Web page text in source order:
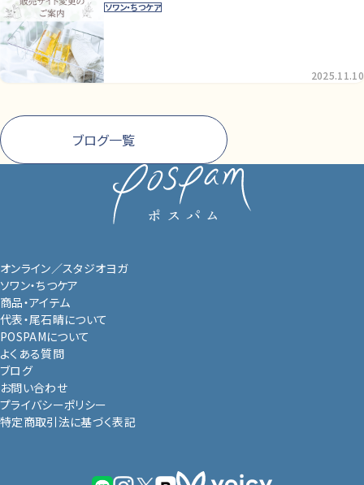
ソワン・ちつケア
2025.11.10
ブログ一覧
オンライン／スタジオヨガ
ソワン・ちつケア
商品・アイテム
代表・尾石晴について
POSPAMについて
よくある質問
ブログ
お問い合わせ
プライバシーポリシー
特定商取引法に基づく表記